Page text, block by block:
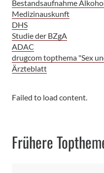
Bestandsaufnahme
Medizinauskunft
DHS
Studie der BZgA
ADAC
drugcom topthema "Sex
Ärzteblatt
Failed to load content.
Frühere